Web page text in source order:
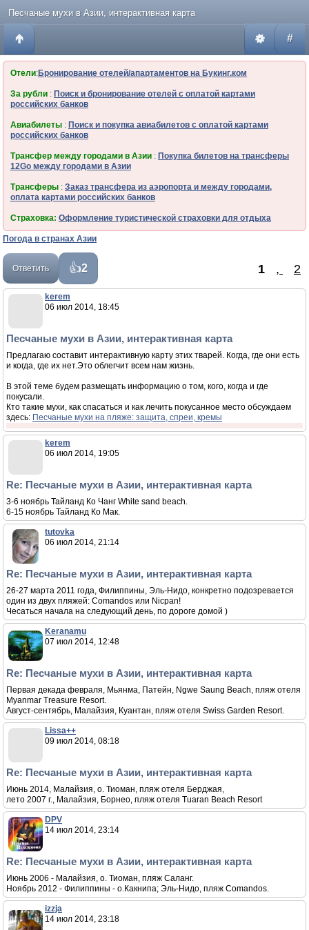
Песчаные мухи в Азии, интерактивная карта
#
Отели:Бронирование отелей/апартаментов на Букинг.ком
За рубли : Поиск и бронирование отелей с оплатой картами
российских банков
Авиабилеты : Поиск и покупка авиабилетов с оплатой картами
российских банков
Трансфер между городами в Азии : Покупка билетов на трансферы
12Go между городами в Азии
Трансферы : Заказ трансфера из аэропорта и между городами,
оплата картами российских банков
Страховка: Оформление туристической страховки для отдыха
Погода в странах Азии
Ответить 2 1 , 2
kerem
06 июл 2014, 18:45
Песчаные мухи в Азии, интерактивная карта
Предлагаю составит интерактивную карту этих тварей. Когда, где они есть
и когда, где их нет.Это облегчит всем нам жизнь.
В этой теме будем размещать информацию о том, кого, когда и где
покусали.
Кто такие мухи, как спасаться и как лечить покусанное место обсуждаем
здесь: Песчаные мухи на пляже: защита, спреи, кремы
kerem
06 июл 2014, 19:05
Re: Песчаные мухи в Азии, интерактивная карта
3-6 ноябрь Тайланд Ко Чанг White sand beach.
6-15 ноябрь Тайланд Ко Мак.
tutovka
06 июл 2014, 21:14
Re: Песчаные мухи в Азии, интерактивная карта
26-27 марта 2011 года, Филиппины, Эль-Нидо, конкретно подозревается
один из двух пляжей: Comandos или Nicpan!
Чесаться начала на следующий день, по дороге домой )
Keranamu
07 июл 2014, 12:48
Re: Песчаные мухи в Азии, интерактивная карта
Первая декада февраля, Мьянма, Патейн, Ngwe Saung Beach, пляж отеля
Myanmar Treasure Resort.
Август-сентябрь, Малайзия, Куантан, пляж отеля Swiss Garden Resort.
Lissa++
09 июл 2014, 08:18
Re: Песчаные мухи в Азии, интерактивная карта
Июнь 2014, Малайзия, о. Тиоман, пляж отеля Берджая,
лето 2007 г., Малайзия, Борнео, пляж отеля Tuaran Beach Resort
DPV
14 июл 2014, 23:14
Re: Песчаные мухи в Азии, интерактивная карта
Июнь 2006 - Малайзия, о. Тиоман, пляж Саланг.
Ноябрь 2012 - Филиппины - о.Какнипа; Эль-Нидо, пляж Comandos.
izzja
14 июл 2014, 23:18